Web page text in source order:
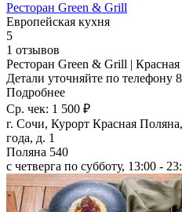
Ресторан Green & Grill
Европейская кухня
5
1 отзывов
Ресторан Green & Grill |
Детали уточняйте по телефону
Подробнее
Ср. чек: 1 500 ₽
г. Сочи, Курорт Красная
года, д. 1
Поляна 540
с четверга по субботу, 13:00 -